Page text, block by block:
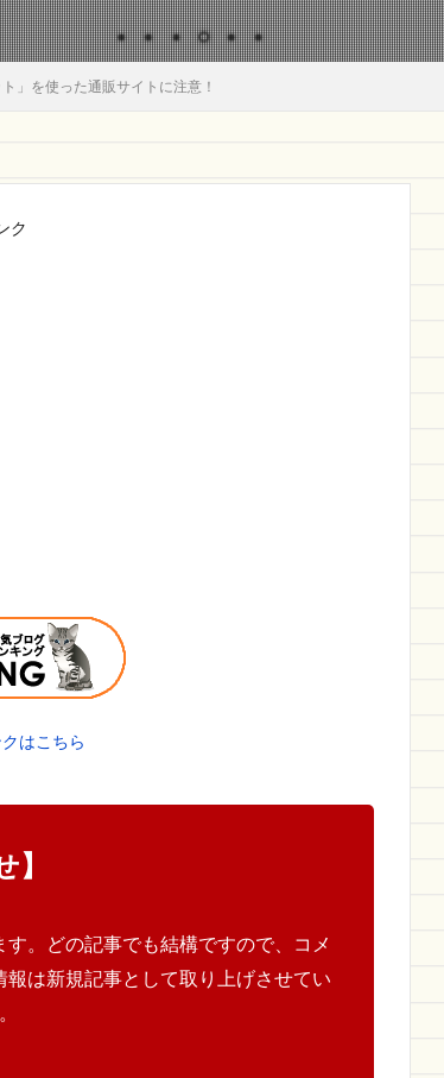
」を使った通販サイトに注意！
ク
はこちら
】
。どの記事でも結構ですので、コメ
は新規記事として取り上げさせてい